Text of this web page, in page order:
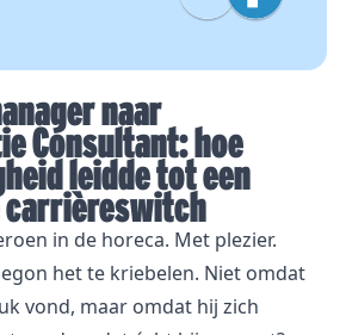
naar
Consultant: hoe
leidde tot een
in de horeca. Met plezier.
het te kriebelen. Niet omdat
vond, maar omdat hij zich